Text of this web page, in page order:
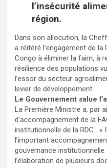
l’insécurité
région.
Dans son allocution, la
a réitéré l’engagement de
Congo à éliminer la faim, à
résilience des populations
l’essor du secteur
levier de développement.
Le Gouvernement salue
La Première Ministre a, par
d’accompagnement de la
institutionnelle de la RDC. «
l’important
gouvernance
l’élaboration de plusieurs